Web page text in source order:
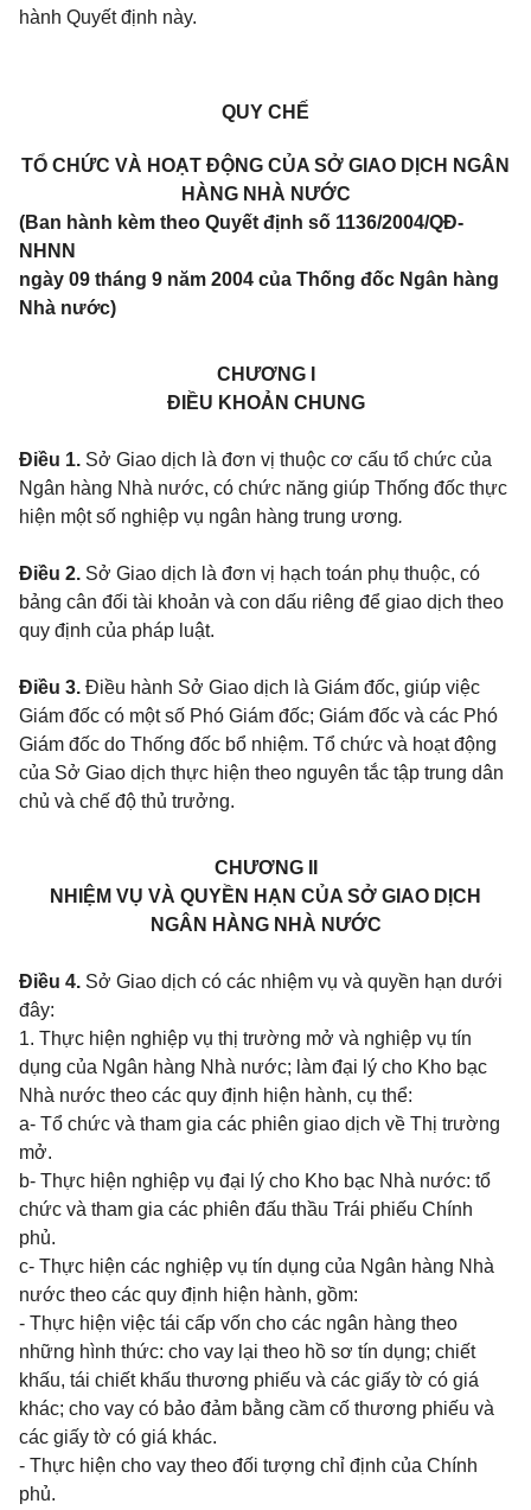
hành Quyết định này.
QUY CHẾ
TỔ CHỨC VÀ HOẠT ĐỘNG CỦA SỞ GIAO DỊCH NGÂN
HÀNG NHÀ NƯỚC
(Ban hành kèm theo Quyết định số 1136/2004/QĐ-
NHNN
ngày 09 tháng 9 năm 2004 của Thống đốc Ngân hàng
Nhà nước)
CHƯƠNG I
ĐIỀU KHOẢN CHUNG
Điều 1. Sở Giao dịch là đơn vị thuộc cơ cấu tổ chức của
Ngân hàng Nhà nước, có chức năng giúp Thống đốc thực
hiện một số nghiệp vụ ngân hàng trung ương.
Điều 2. Sở Giao dịch là đơn vị hạch toán phụ thuộc, có
bảng cân đối tài khoản và con dấu riêng để giao dịch theo
quy định của pháp luật.
Điều 3. Điều hành Sở Giao dịch là Giám đốc, giúp việc
Giám đốc có một số Phó Giám đốc; Giám đốc và các Phó
Giám đốc do Thống đốc bổ nhiệm. Tổ chức và hoạt động
của Sở Giao dịch thực hiện theo nguyên tắc tập trung dân
chủ và chế độ thủ trưởng.
CHƯƠNG II
NHIỆM VỤ VÀ QUYỀN HẠN CỦA SỞ GIAO DỊCH
NGÂN HÀNG NHÀ NƯỚC
Điều 4. Sở Giao dịch có các nhiệm vụ và quyền hạn dưới
đây:
1. Thực hiện nghiệp vụ thị trường mở và nghiệp vụ tín
dụng của Ngân hàng Nhà nước; làm đại lý cho Kho bạc
Nhà nước theo các quy định hiện hành, cụ thể:
a- Tổ chức và tham gia các phiên giao dịch về Thị trường
mở.
b- Thực hiện nghiệp vụ đại lý cho Kho bạc Nhà nước: tổ
chức và tham gia các phiên đấu thầu Trái phiếu Chính
phủ.
c- Thực hiện các nghiệp vụ tín dụng của Ngân hàng Nhà
nước theo các quy định hiện hành, gồm:
- Thực hiện việc tái cấp vốn cho các ngân hàng theo
những hình thức: cho vay lại theo hồ sơ tín dụng; chiết
khấu, tái chiết khấu thương phiếu và các giấy tờ có giá
khác; cho vay có bảo đảm bằng cầm cố thương phiếu và
các giấy tờ có giá khác.
- Thực hiện cho vay theo đối tượng chỉ định của Chính
phủ.